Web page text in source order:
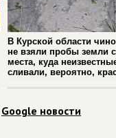
В Курской области
не взяли пробы земли с
места, куда
сливали, вероятно,
Google новости